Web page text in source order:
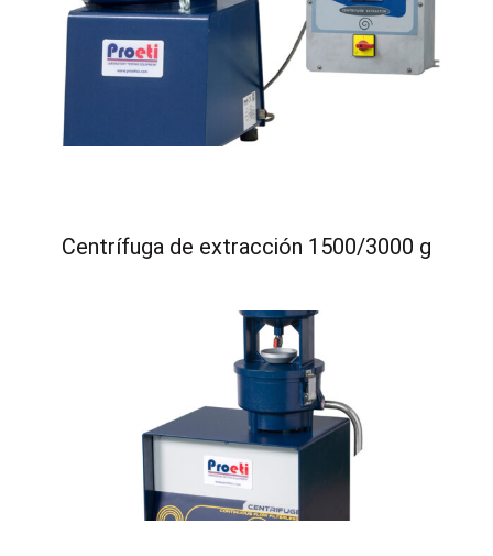
Centrífuga de extracción 1500/3000 g